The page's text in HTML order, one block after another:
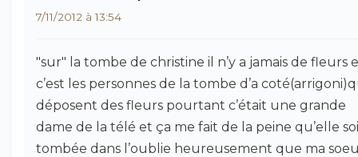
7/11/2012 à 13:54
"sur" la tombe de christine il n’y a jamais de fleurs
c’est les personnes de la tombe d’a
déposent des fleurs pourtant c’était une grande
dame de la télé et ça me fait de la peine qu’elle
tombée dans l’oublie heureusement que ma